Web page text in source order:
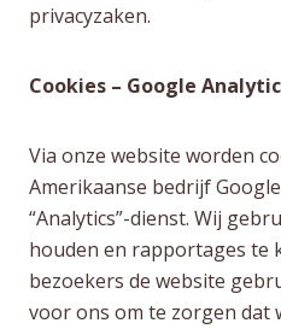
privacyzaken.
Cookies – Google
Via onze website worden
Amerikaanse bedrijf
“Analytics”-dienst. Wij
houden en rapportages te
bezoekers de website
voor ons om te zorgen dat